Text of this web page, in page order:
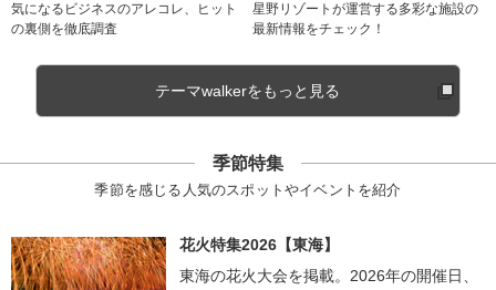
気になるビジネスのアレコレ、ヒット
の裏側を徹底調査
星野リゾートが運営する多彩な施設の
最新情報をチェック！
テーマwalkerをもっと見る
季節特集
季節を感じる人気のスポットやイベントを紹介
花火特集2026【東海】
東海の花火大会を掲載。2026年の開催日、